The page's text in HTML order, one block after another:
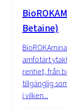
Betaine)
amfotärt
renhet, från
tillgänglig
i vilken...